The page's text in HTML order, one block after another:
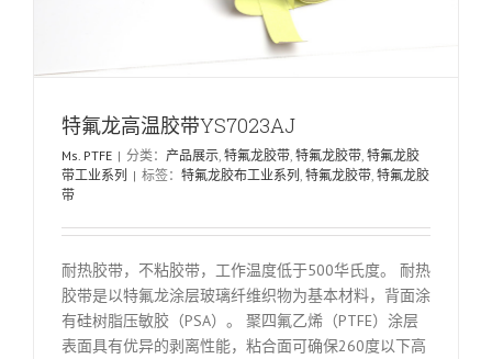
特氟龙高温胶带YS7023AJ
Ms. PTFE | 分类： 产品展示, 特氟龙胶带, 特氟龙胶带, 特氟龙胶
带工业系列 | 标签： 特氟龙胶布工业系列 , 特氟龙胶带, 特氟龙胶
带
耐热胶带，不粘胶带，工作温度低于500华氏度。 耐热
胶带是以特氟龙涂层玻璃纤维织物为基本材料，背面涂
有硅树脂压敏胶（PSA）。 聚四氟乙烯（PTFE）涂层
表面具有优异的剥离性能，粘合面可确保260度以下高